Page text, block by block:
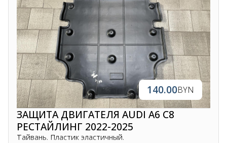
140.00BYN
ЗАЩИТА ДВИГАТЕЛЯ AUDI A6 C8
РЕСТАЙЛИНГ 2022-2025
Тайвань. Пластик эластичный.